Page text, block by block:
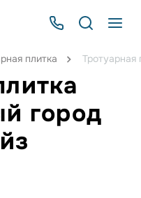
плитка
город